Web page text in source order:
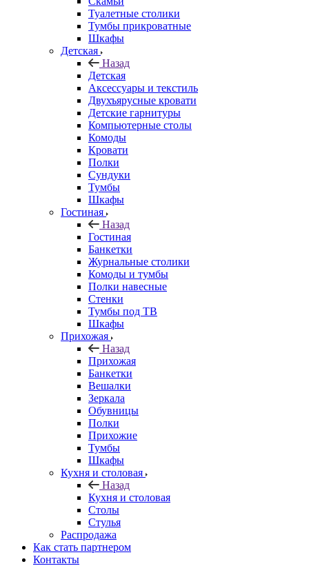
Туалетные столики
Тумбы прикроватные
Шкафы
Детская
Назад
Детская
Аксессуары и текстиль
Двухъярусные кровати
Детские гарнитуры
Компьютерные столы
Комоды
Кровати
Полки
Сундуки
Тумбы
Шкафы
Гостиная
Назад
Гостиная
Банкетки
Журнальные столики
Комоды и тумбы
Полки навесные
Стенки
Тумбы под ТВ
Шкафы
Прихожая
Назад
Прихожая
Банкетки
Вешалки
Зеркала
Обувницы
Полки
Прихожие
Тумбы
Шкафы
Кухня и столовая
Назад
Кухня и столовая
Столы
Стулья
Распродажа
Как стать партнером
Контакты